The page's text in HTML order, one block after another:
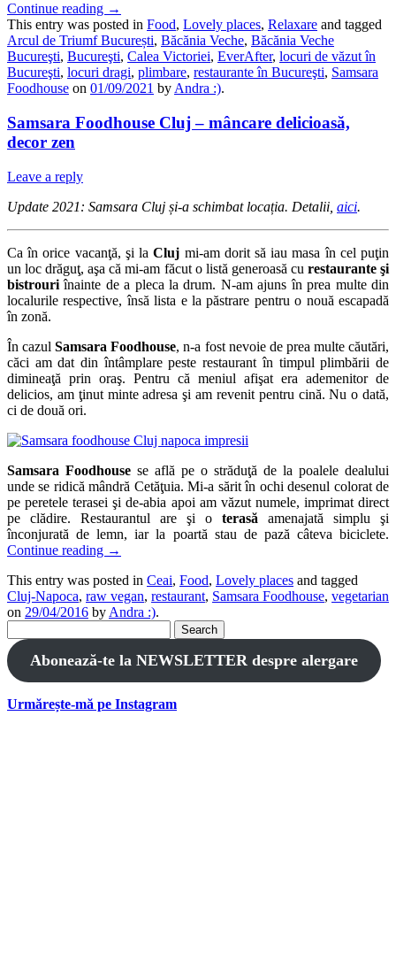
Continue reading →
This entry was posted in Food, Lovely places, Relaxare and tagged
Arcul de Triumf București, Băcănia Veche, Băcănia Veche
Bucureşti, Bucureşti, Calea Victoriei, EverAfter, locuri de văzut în
Bucureşti, locuri dragi, plimbare, restaurante în Bucureşti, Samsara
Foodhouse on 01/09/2021 by Andra :).
Samsara Foodhouse Cluj – mâncare delicioasă,
decor zen
Leave a reply
Update 2021: Samsara Cluj și-a schimbat locația. Detalii, aici.
Ca în orice vacanţă, şi laCluj mi-am dorit să iau masa în cel puţin
un loc drăguţ, aşa că mi-am făcut o listă generoasă cu restaurante şi
bistrouri înainte de a pleca la drum. N-am ajuns în prea multe din
localurile respective, însă lista e la păstrare pentru o nouă escapadă
în zonă.
În cazulSamsara Foodhouse, n-a fost nevoie de prea multe căutări,
căci am dat din întâmplare peste restaurant în timpul plimbării de
dimineaţă prin oraş. Pentru că meniul afişat era ademenitor de
delicios, am ţinut minte adresa şi am revenit pentru cină. Nu o dată,
ci de două ori.
Samsara Foodhouse se află pe o străduţă de la poalele dealului
unde se ridică mândră Cetăţuia. Mi-a sărit în ochi desenul colorat de
pe peretele terasei şi de-abia apoi am văzut numele, imprimat direct
pe clădire. Restaurantul are şi o terasă amenajată simplu şi
înconjurată de lemn, iar la poartă stau de pază câteva biciclete.
Continue reading →
This entry was posted in Ceai, Food, Lovely places and tagged
Cluj-Napoca, raw vegan, restaurant, Samsara Foodhouse, vegetarian
on 29/04/2016 by Andra :).
for:
Abonează-te la NEWSLETTER despre alergare
Urmărește-mă pe Instagram